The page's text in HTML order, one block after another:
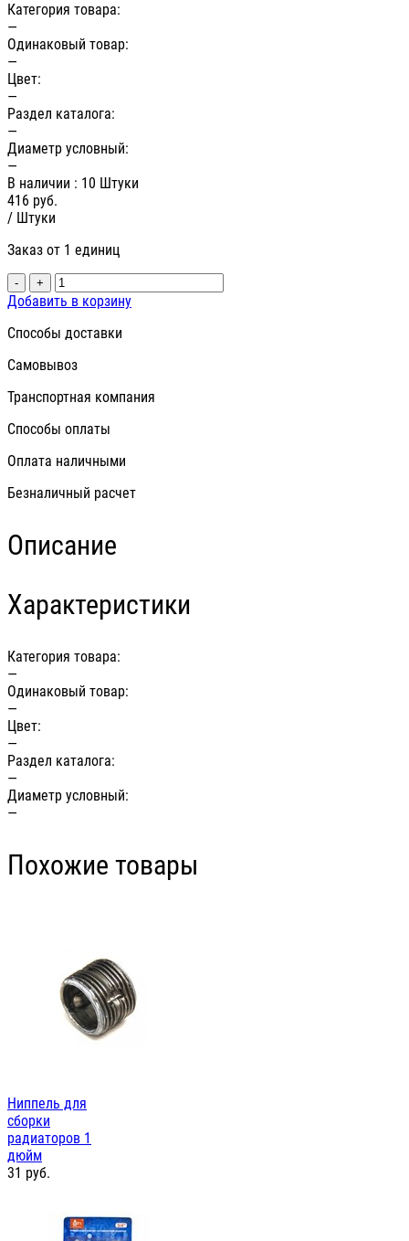
Категория товара:
—
Одинаковый товар:
—
Цвет:
—
Раздел каталога:
—
Диаметр условный:
—
В наличии : 10 Штуки
416 руб.
/ Штуки
Заказ от 1 единиц
- +
Добавить в корзину
Способы доставки
Самовывоз
Транспортная компания
Способы оплаты
Оплата наличными
Безналичный расчет
Описание
Характеристики
Категория товара:
—
Одинаковый товар:
—
Цвет:
—
Раздел каталога:
—
Диаметр условный:
—
Похожие товары
Ниппель для
сборки
радиаторов 1
дюйм
31 руб.